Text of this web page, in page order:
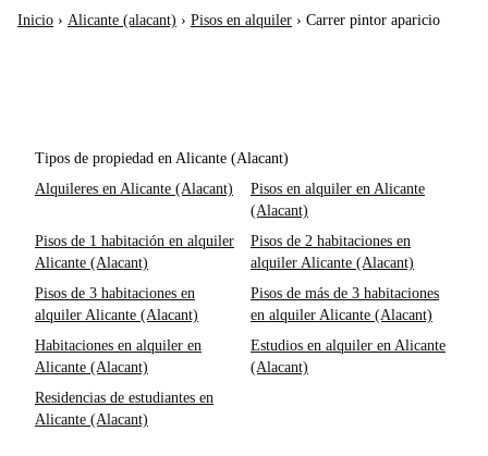
Inicio › Alicante (alacant) › Pisos en alquiler › Carrer pintor aparicio
Tipos de propiedad en Alicante (Alacant)
Alquileres en Alicante (Alacant)
Pisos en alquiler en Alicante
(Alacant)
Pisos de 1 habitación en alquiler
Alicante (Alacant)
Pisos de 2 habitaciones en
alquiler Alicante (Alacant)
Pisos de 3 habitaciones en
alquiler Alicante (Alacant)
Pisos de más de 3 habitaciones
en alquiler Alicante (Alacant)
Habitaciones en alquiler en
Alicante (Alacant)
Estudios en alquiler en Alicante
(Alacant)
Residencias de estudiantes en
Alicante (Alacant)